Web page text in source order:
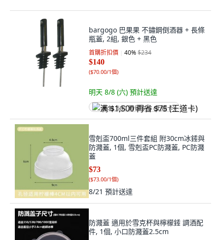
bargogo 巴果果 不鏽鋼倒酒器 + 長條
瓶蓋, 2組, 銀色 + 黑色
首購折扣價 40%$234
$140
($70.00/1個)
明天 8/8 (六) 預計送達
满 $1,500 再省 $75 (王道卡)
雪剋盃700ml三件套組 附30cm冰錘與
防濺蓋, 1個, 雪剋盃PC防濺蓋, PC防濺
蓋
$73
($73.00/1個)
8/21 預計送達
防濺蓋 適用於雪克杯與檸檬錘 調酒配
件, 1個, 小口防濺蓋2.5cm